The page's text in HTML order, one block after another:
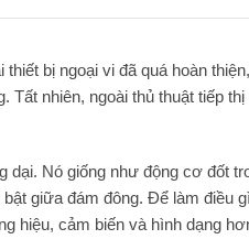
bị ngoại vi đã quá hoàn
nhiên, ngoài thủ thuật tiếp
Nó giống như động cơ đốt
giữa đám đông. Để làm điều
hiệu, cảm biến và hình dạng